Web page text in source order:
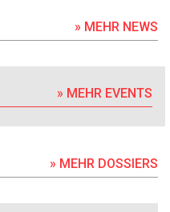
» MEHR NEWS
» MEHR EVENTS
» MEHR DOSSIERS